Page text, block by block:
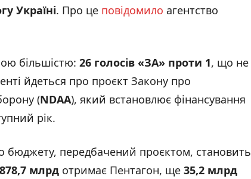
Україні. Про це повідомило агентство
більшістю: 26 голосів «ЗА» проти 1, що не
йдеться про проєкт Закону про
(NDAA), який встановлює фінансування
рік.
бюджету, передбачений проєктом, становить
878,7 млрд отримає Пентагон, ще 35,2 млрд